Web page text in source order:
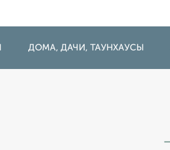
ДОМА, ДАЧИ, ТАУНХАУСЫ